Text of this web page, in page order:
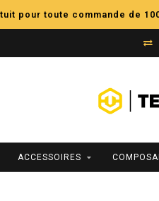
pour toute commande de
ACCESSOIRES